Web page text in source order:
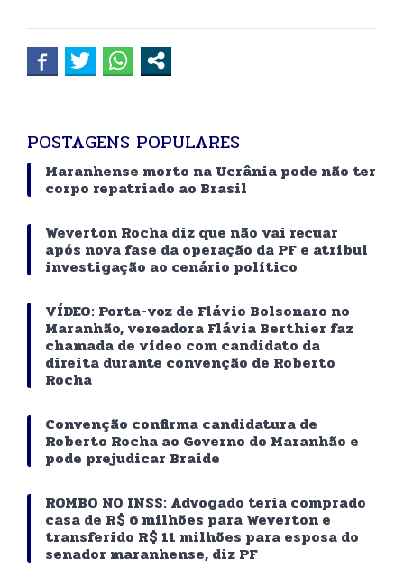
POSTAGENS POPULARES
Maranhense morto na Ucrânia pode não ter
corpo repatriado ao Brasil
Weverton Rocha diz que não vai recuar
após nova fase da operação da PF e atribui
investigação ao cenário político
VÍDEO: Porta-voz de Flávio Bolsonaro no
Maranhão, vereadora Flávia Berthier faz
chamada de vídeo com candidato da
direita durante convenção de Roberto
Rocha
Convenção confirma candidatura de
Roberto Rocha ao Governo do Maranhão e
pode prejudicar Braide
ROMBO NO INSS: Advogado teria comprado
casa de R$ 6 milhões para Weverton e
transferido R$ 11 milhões para esposa do
senador maranhense, diz PF